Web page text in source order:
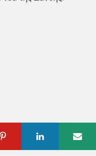
Pinterest Linkedin